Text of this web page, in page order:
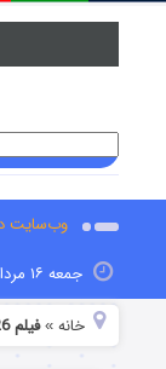
وب‌سایت
جمعه ۱۶ مرداد ۱۴۰۵
خانه »فیلم Ladies First 2026 با زیرنویس چسبیده